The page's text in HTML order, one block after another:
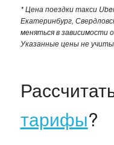
* Цена поездки такси
Екатеринбург,
меняться в зависимости
Указанные цены не
тарифы?